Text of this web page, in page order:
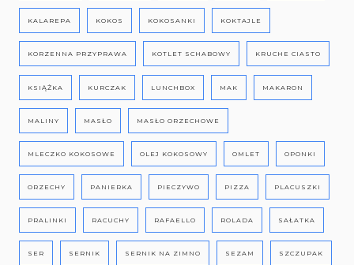
KALAREPA KOKOS KOKOSANKI KOKTAJLE
KORZENNA PRZYPRAWA KOTLET SCHABOWY KRUCHE CIASTO
KSIĄŻKA KURCZAK LUNCHBOX MAK MAKARON
MALINY MASŁO MASŁO ORZECHOWE
MLECZKO KOKOSOWE OLEJ KOKOSOWY OMLET OPONKI
ORZECHY PANIERKA PIECZYWO PIZZA PLACUSZKI
PRALINKI RACUCHY RAFAELLO ROLADA SAŁATKA
SER SERNIK SERNIK NA ZIMNO SEZAM SZCZUPAK